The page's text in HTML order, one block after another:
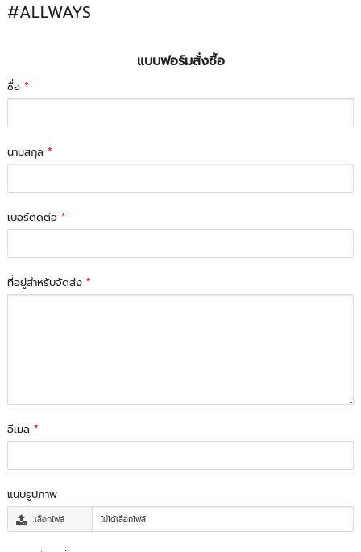
#ALLWAYS
แบบฟอร์มสั่งซื้อ
ชื่อ*
นามสกุล*
เบอร์ติดต่อ*
ที่อยู่สำหรับจัดส่ง*
อีเมล*
แนบรูปภาพ
เลือกไฟล์ ไม่ได้เลือกไฟล์